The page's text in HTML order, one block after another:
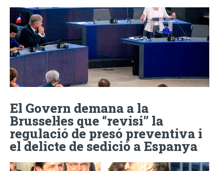
El Govern demana a la
Brussel·les que “revisi” la
regulació de presó preventiva i
el delicte de sedició a Espanya